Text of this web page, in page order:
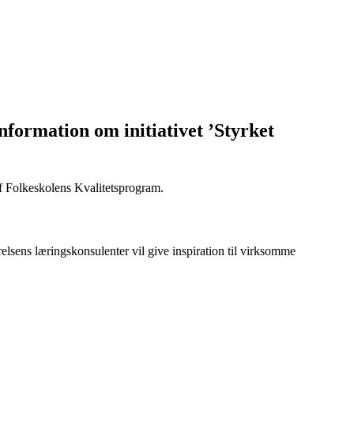
om initiativet ’Styrket
Folkeskolens Kvalitetsprogram.
læringskonsulenter vil give inspiration til virksomme